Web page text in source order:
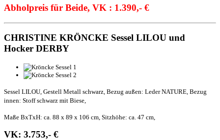
Abholpreis für Beide, VK : 1.390,- €
CHRISTINE KRÖNCKE Sessel LILOU und
Hocker DERBY
Sessel LILOU, Gestell Metall schwarz, Bezug außen: Leder NATURE, Bezug
innen: Stoff schwarz mit Biese,
Maße BxTxH: ca. 88 x 89 x 106 cm, Sitzhöhe: ca. 47 cm,
VK: 3.753,- €